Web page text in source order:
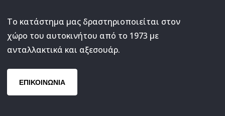
Το κατάστημα μας δραστηριοποιείται στον
χώρο του αυτοκινήτου από το 1973 με
ανταλλακτικά και αξεσουάρ.
ΕΠΙΚΟΙΝΩΝΙΑ